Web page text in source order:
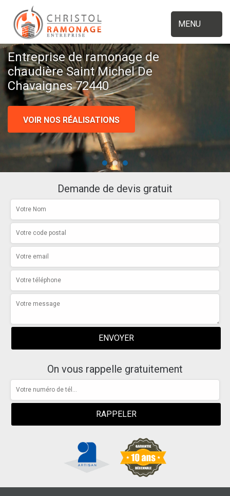
MENU
Entreprise de ramonage de
chaudière Saint Michel De
Chavaignes 72440
VOIR NOS RÉALISATIONS
Demande de devis gratuit
On vous rappelle gratuitement